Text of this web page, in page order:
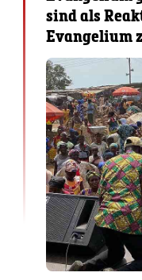
sind als
Evangelium